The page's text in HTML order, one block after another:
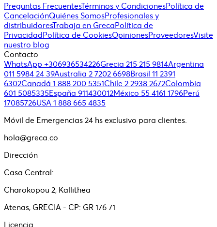
Preguntas FrecuentesTérminos y CondicionesPolítica de
CancelaciónQuiénes SomosProfesionales y
distribuidoresTrabaja en GrecaPolítica de
PrivacidadPolítica de CookiesOpinionesProveedoresVisite
nuestro blog
Contacto
WhatsApp +306936534226Grecia 215 215 9814Argentina
011 5984 24 39Australia 2 7202 6698Brasil 11 2391
6302Canadá 1 888 200 5351Chile 2 2938 2672Colombia
601 5085335España 911430012México 55 4161 1796Perú
17085726USA 1 888 665 4835
Móvil de Emergencias 24 hs exclusivo para clientes.
hola@greca.co
Dirección
Casa Central:
Charokopou 2, Kallithea
Atenas, GRECIA - CP: GR 176 71
Licencia